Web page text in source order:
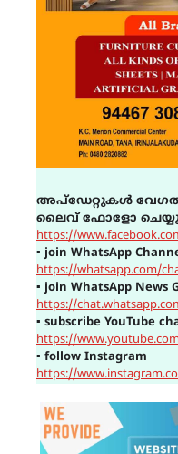
അപ്ഡേറ്റുകൾ
ലൈവ് ഫോളോ
https://
▪join WhatsApp
https://whatsapp.com/
▪join WhatsApp News
https://
▪ subscribe YouTube
https://
▪ follow Instagram
https://